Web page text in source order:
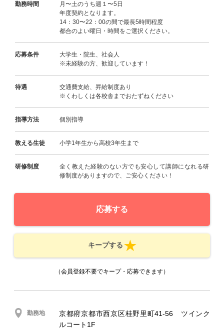
勤務時間
月〜土のうち週１〜5日
年度契約となります。
14：30〜22：00の間で最長5時間程度
都合のよい曜日・時間をご選択ください。
応募条件
大学生・院生、社会人
※未経験の方、歓迎しています！
待遇
交通費支給、昇給制度あり
※くわしくは各校舎までおたずねください
指導方法 個別指導
教える生徒 小学1年生から高校3年生まで
研修制度
全く教えた経験のない方でも安心して講師になれる研
修制度がありますので、ご安心ください！
応募する
キープする
（会員登録不要でキープ・応募できます）
勤務地
京都府京都市西京区桂野里町41-56 ツインク
ルコート1F